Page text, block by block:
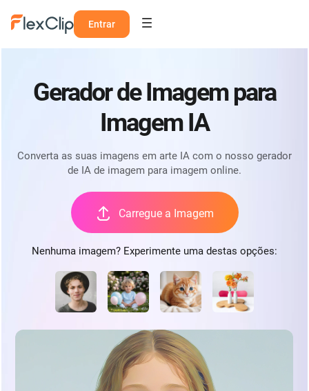
Entrar
Gerador de Imagem para
Imagem IA
Converta as suas imagens em arte IA com o nosso gerador
de IA de imagem para imagem online.
Carregue a Imagem
Nenhuma imagem? Experimente uma destas opções: